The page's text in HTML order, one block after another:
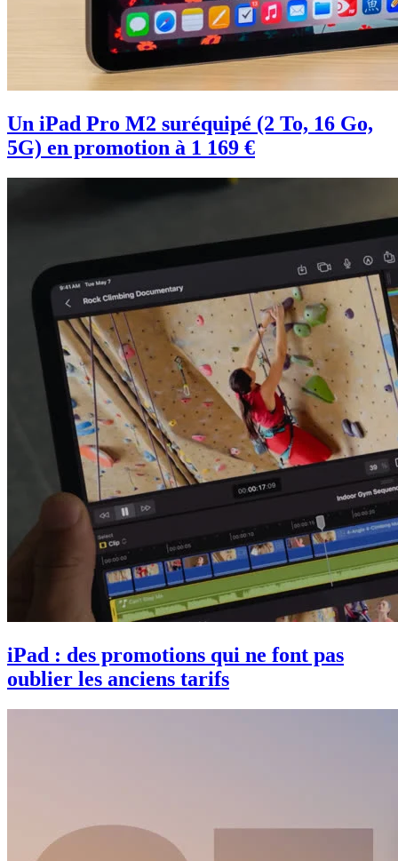
Un iPad Pro M2 suréquipé (2 To, 16 Go,
5G) en promotion à 1 169 €
iPad : des promotions qui ne font pas
oublier les anciens tarifs